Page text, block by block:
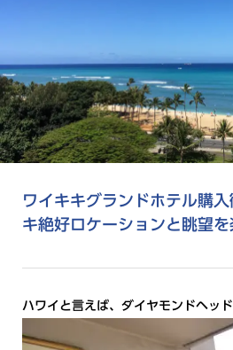
ワイキキグランドホテル購
キ絶好ロケーションと眺望を
ハワイと言えば、ダイヤモンドヘッ